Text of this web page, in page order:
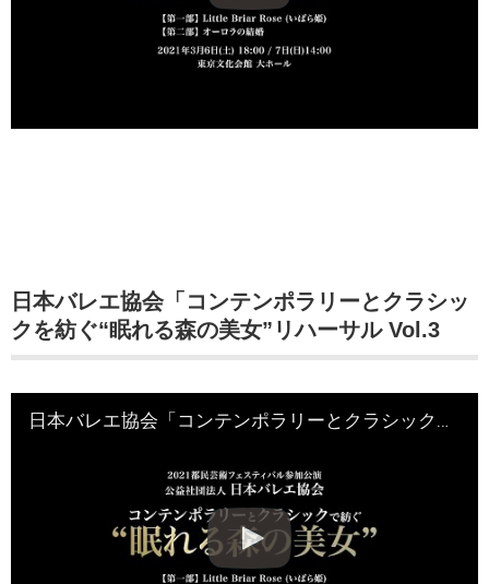
日本バレエ協会「コンテンポラリーとクラシッ
クを紡ぐ“眠れる森の美女”リハーサル Vol.3
日本バレエ協会「コンテンポラリーとクラシックを紡ぐ“眠れる森の美女”リハーサル Vol.3